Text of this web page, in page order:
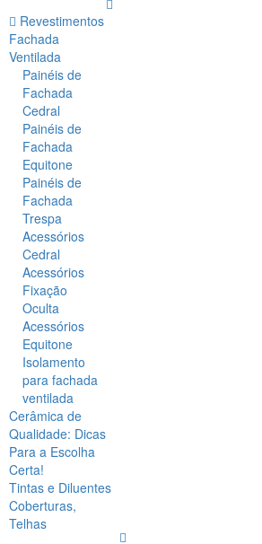
Revestimentos
Fachada
Ventilada
Painéis de
Fachada
Cedral
Painéis de
Fachada
Equitone
Painéis de
Fachada
Trespa
Acessórios
Cedral
Acessórios
Fixação
Oculta
Acessórios
Equitone
Isolamento
para fachada
ventilada
Cerâmica de
Qualidade: Dicas
Para a Escolha
Certa!
Tintas e Diluentes
Coberturas,
Telhas